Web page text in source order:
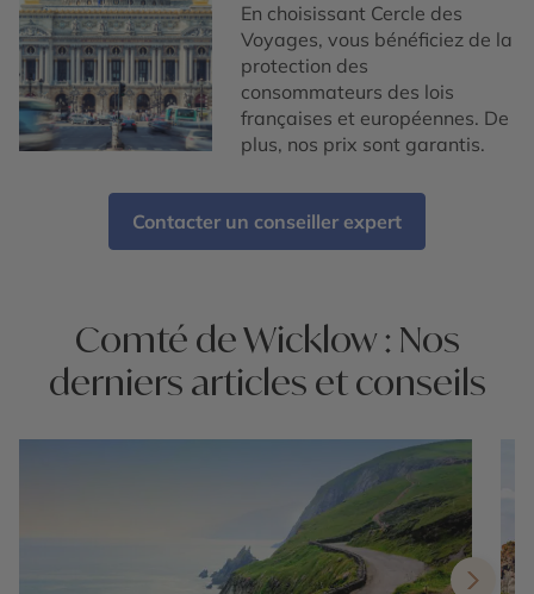
En choisissant Cercle des
Voyages, vous bénéficiez de la
protection des
consommateurs des lois
françaises et européennes. De
plus, nos prix sont garantis.
Contacter un conseiller expert
Comté de Wicklow : Nos
derniers articles et conseils